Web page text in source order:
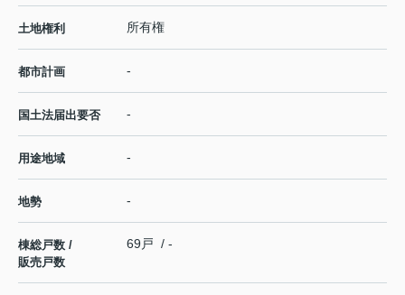
土地権利 所有権
都市計画 -
国土法届出要否 -
用途地域 -
地勢 -
棟総戸数 /
販売戸数
69戸 / -